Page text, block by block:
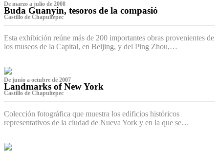
De marzo a julio de 2008
Buda Guanyin, tesoros de la compasió
Castillo de Chapultepec
Esta exhibición reúne más de 200 importantes obras provenientes de
los museos de la Capital, en Beijing, y del Ping Zhou,…
De junio a octubre de 2007
Landmarks of New York
Castillo de Chapultepec
Colección fotográfica que muestra los edificios históricos
representativos de la ciudad de Nueva York y en la que se…